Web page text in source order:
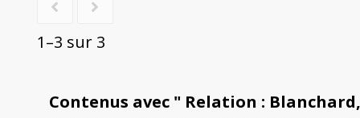
1–3 sur 3
Contenus avec " Relation : Blanchard,